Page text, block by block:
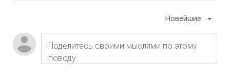
Новейшие